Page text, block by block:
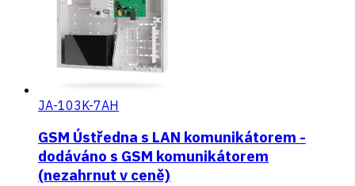
JA-103K-7AH
GSM Ústředna s LAN komunikátorem -
dodáváno s GSM komunikátorem
(nezahrnut v ceně)